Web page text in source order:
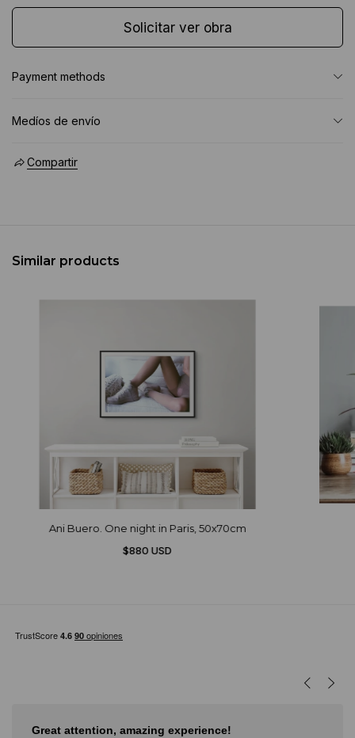
Solicitar ver obra
Payment methods
Medíos de envío
Compartir
Similar products
Ani Buero. One night in Paris, 50x70cm
$880 USD
Great attention, amazing experience!